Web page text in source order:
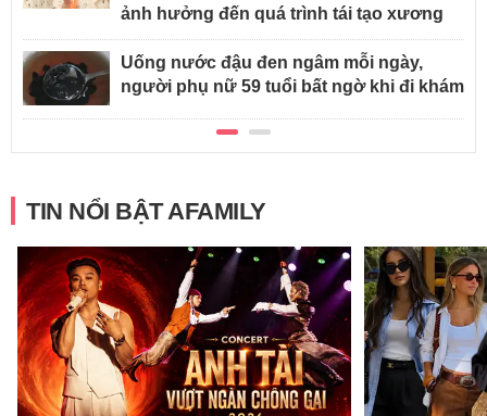
ảnh hưởng đến quá trình tái tạo xương
Uống nước đậu đen ngâm mỗi ngày,
người phụ nữ 59 tuổi bất ngờ khi đi khám
TIN NỔI BẬT AFAMILY